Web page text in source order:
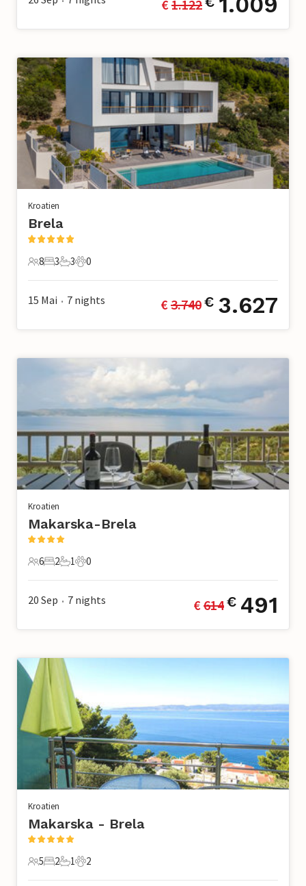
€ 1.122
Kroatien
Brela
8 Gäste
8
3 Schlafzimmer
3
3 Badezimmer
3
0 Haustiere
0
15 Mai • 7 nights € 3.740€ 3.627
Kroatien
Makarska-Brela
6 Gäste
6
2 Schlafzimmer
2
1 Badezimmer
1
0 Haustiere
0
20 Sep • 7 nights € 614€ 491
Kroatien
Makarska - Brela
5 Gäste
5
2 Schlafzimmer
2
1 Badezimmer
1
2 Haustiere
2